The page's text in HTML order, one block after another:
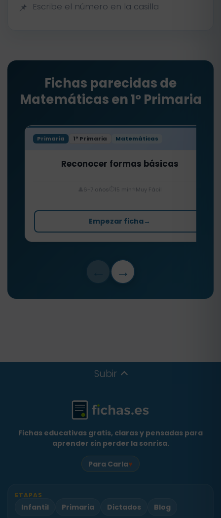
Escribe el número en la casilla
Fichas parecidas de
Matemáticas en 1º Primaria
Primaria 1º Primaria Matemáticas
Reconocer formas básicas
6-7 años 15 min Muy Fácil
Empezar ficha→
→
Subir
Fichas educativas gratis, claras y pensadas para
aprender sin perder la sonrisa.
Para Carla♥
ETAPAS
Infantil Primaria Dictados Blog